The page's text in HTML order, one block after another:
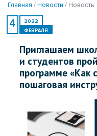
Главная Новости Новость
4 2022
ФЕВРАЛЯ
Приглашаем
и студентов
программе «Как
пошаговая